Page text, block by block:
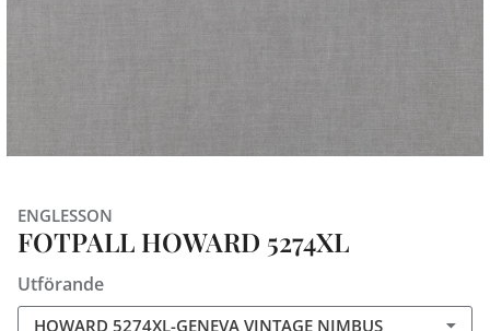
ENGLESSON
FOTPALL HOWARD 5274XL
Utförande
HOWARD 5274XL-GENEVA VINTAGE NIMBUS